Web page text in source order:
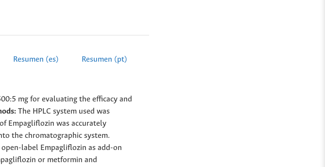
Resumen (es) Resumen (pt)
mg for evaluating the efficacy and
The HPLC system used was
Empagliflozin was accurately
the chromatographic system.
label Empagliflozin as add-on
or metformin and